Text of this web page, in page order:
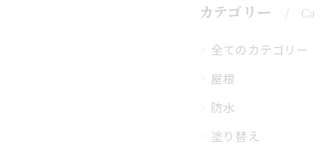
カテゴリー
全てのカテゴリー
屋根
防水
塗り替え